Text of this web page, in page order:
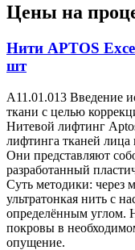
Цены на
Нити APTOS
шт
A11.01.013 Введение
ткани с целью
Нитевой лифтинг
лифтинга тканей
Они представляют
разработанный
Суть методики: через
ультратонкая нить с
определённым углом.
покровы в
опущение.